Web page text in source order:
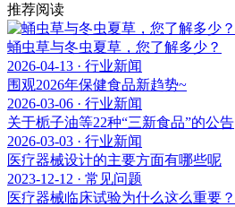
推荐阅读
蛹虫草与冬虫夏草，您了解多少？
2026-04-13 · 行业新闻
围观2026年保健食品新趋势~
2026-03-06 · 行业新闻
关于栀子油等22种“三新食品”的公告
2026-03-03 · 行业新闻
医疗器械设计的主要方面有哪些呢
2023-12-12 · 常见问题
医疗器械临床试验为什么这么重要？